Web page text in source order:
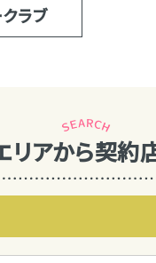
ラブ
リアから契約